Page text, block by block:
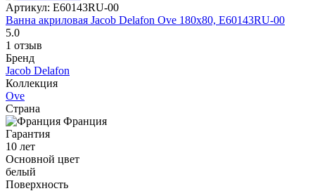
Артикул: E60143RU-00
Ванна акриловая Jacob Delafon Ove 180x80, E60143RU-00
5.0
1 отзыв
Бренд
Jacob Delafon
Коллекция
Ove
Страна
Франция
Гарантия
10 лет
Основной цвет
белый
Поверхность